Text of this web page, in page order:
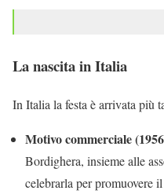
La nascita in Italia
In Italia la festa è arrivata più
Motivo commerciale
Bordighera, insieme alle
celebrarla per promuovere